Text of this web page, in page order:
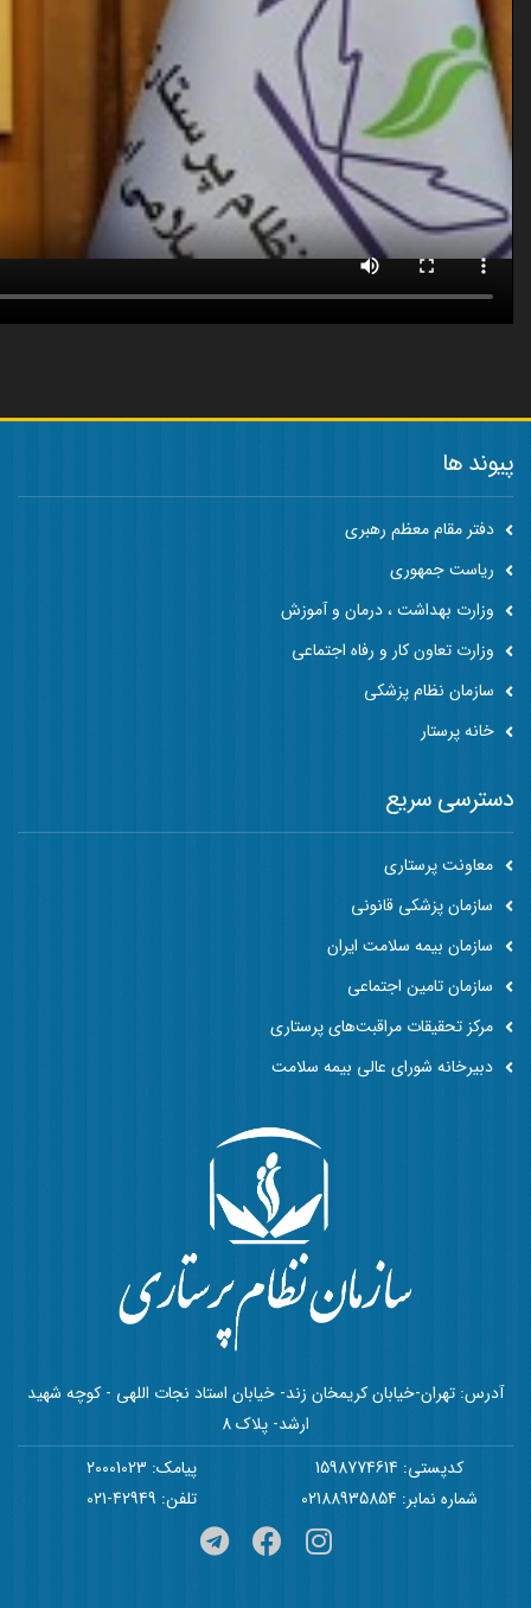
پیوند ها
دفتر مقام معظم رهبری
ریاست جمهوری
وزارت بهداشت ، درمان و آموزش
وزارت تعاون کار و رفاه اجتماعی
سازمان نظام پزشکی
خانه پرستار
آدرس: تهران-خیابان کریمخان زند- خیابان استاد نجات اللهی - کوچه شهید
ارشد- پلاک 8
کدپستی: 1598774614
پیامک: 20001023
شماره نمابر: 02188935854
تلفن: 42949-021
دسترسی سریع
معاونت پرستاری
سازمان پزشکی قانونی
سازمان بیمه سلامت ایران
سازمان تامین اجتماعی
مرکز تحقیقات مراقبت‌های پرستاری
دبیرخانه شورای عالی بیمه سلامت